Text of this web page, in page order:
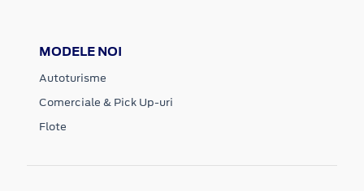
MODELE NOI
Autoturisme
Comerciale & Pick Up-uri
Flote